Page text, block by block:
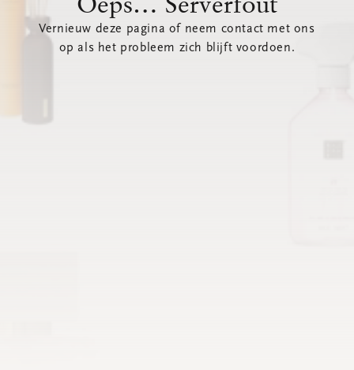
Vernieuw deze pagina of neem contact met ons
op als het probleem zich blijft voordoen.